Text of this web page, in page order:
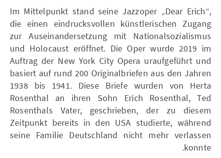
Im Mittelpunkt stand seine Jazzoper „Dear Erich“,
die einen eindrucksvollen künstlerischen Zugang
zur Auseinandersetzung mit Nationalsozialismus
und Holocaust eröffnet. Die Oper wurde 2019 im
Auftrag der New York City Opera uraufgeführt und
basiert auf rund 200 Originalbriefen aus den Jahren
1938 bis 1941. Diese Briefe wurden von Herta
Rosenthal an ihren Sohn Erich Rosenthal, Ted
Rosenthals Vater, geschrieben, der zu diesem
Zeitpunkt bereits in den USA studierte, während
seine Familie Deutschland nicht mehr verlassen
konnte.